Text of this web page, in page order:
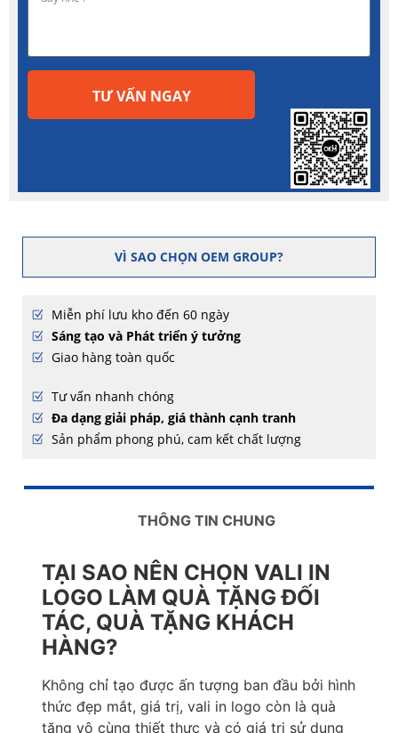
TƯ VẤN NGAY
VÌ SAO CHỌN OEM GROUP?
Miễn phí lưu kho đến 60 ngày
Sáng tạo và Phát triển ý tưởng
Giao hàng toàn quốc
Tư vấn nhanh chóng
Đa dạng giải pháp, giá thành cạnh tranh
Sản phẩm phong phú, cam kết chất lượng
THÔNG TIN CHUNG
TẠI SAO NÊN CHỌN VALI IN
LOGO LÀM QUÀ TẶNG ĐỐI
TÁC, QUÀ TẶNG KHÁCH
HÀNG?
Không chỉ tạo được ấn tượng ban đầu bởi hình
thức đẹp mắt, giá trị, vali in logo còn là quà
tặng vô cùng thiết thực và có giá trị sử dụng